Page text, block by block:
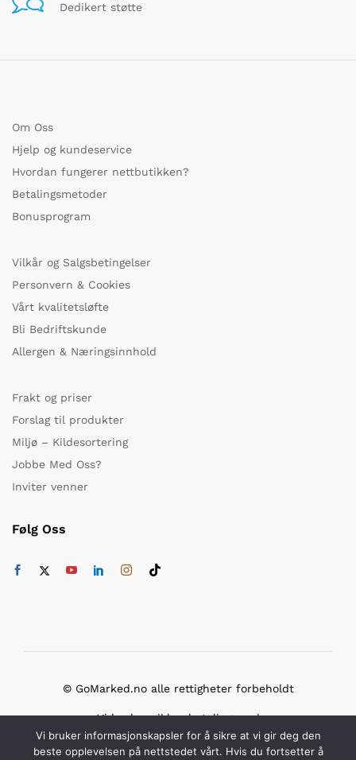
Dedikert støtte
Om Oss
Hjelp og kundeservice
Hvordan fungerer nettbutikken?
Betalingsmetoder
Bonusprogram
Vilkår og Salgsbetingelser
Personvern & Cookies
Vårt kvalitetsløfte
Bli Bedriftskunde
Allergen & Næringsinnhold
Frakt og priser
Forslag til produkter
Miljø – Kildesortering
Jobbe Med Oss?
Inviter venner
Følg Oss
© GoMarked.no alle rettigheter forbeholdt
Vi bruker sikker betaling med
Vi bruker informasjonskapsler for å sikre at vi gir deg den
beste opplevelsen på nettstedet vårt. Hvis du fortsetter å